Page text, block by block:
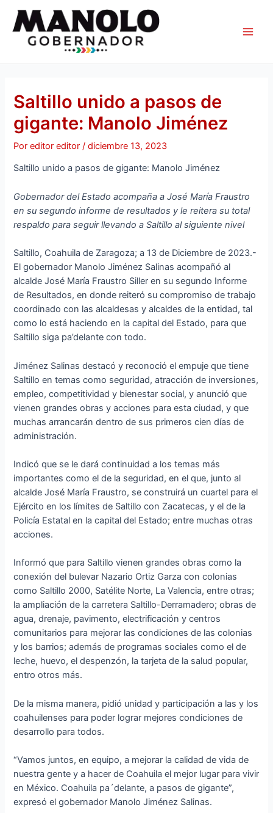
contenido
Saltillo unido a pasos de
gigante: Manolo Jiménez
Poreditor editor/diciembre 13, 2023
Saltillo unido a pasos de gigante: Manolo Jiménez
Gobernador del Estado acompaña a José María Fraustro
en su segundo informe de resultados y le reitera su total
respaldo para seguir llevando a Saltillo al siguiente nivel
Saltillo, Coahuila de Zaragoza; a 13 de Diciembre de 2023.-
El gobernador Manolo Jiménez Salinas acompañó al
alcalde José María Fraustro Siller en su segundo Informe
de Resultados, en donde reiteró su compromiso de trabajo
coordinado con las alcaldesas y alcaldes de la entidad, tal
como lo está haciendo en la capital del Estado, para que
Saltillo siga pa’delante con todo.
Jiménez Salinas destacó y reconoció el empuje que tiene
Saltillo en temas como seguridad, atracción de inversiones,
empleo, competitividad y bienestar social, y anunció que
vienen grandes obras y acciones para esta ciudad, y que
muchas arrancarán dentro de sus primeros cien días de
administración.
Indicó que se le dará continuidad a los temas más
importantes como el de la seguridad, en el que, junto al
alcalde José María Fraustro, se construirá un cuartel para el
Ejército en los límites de Saltillo con Zacatecas, y el de la
Policía Estatal en la capital del Estado; entre muchas otras
acciones.
Informó que para Saltillo vienen grandes obras como la
conexión del bulevar Nazario Ortiz Garza con colonias
como Saltillo 2000, Satélite Norte, La Valencia, entre otras;
la ampliación de la carretera Saltillo-Derramadero; obras de
agua, drenaje, pavimento, electrificación y centros
comunitarios para mejorar las condiciones de las colonias
y los barrios; además de programas sociales como el de
leche, huevo, el despenzón, la tarjeta de la salud popular,
entro otros más.
De la misma manera, pidió unidad y participación a las y los
coahuilenses para poder lograr mejores condiciones de
desarrollo para todos.
“Vamos juntos, en equipo, a mejorar la calidad de vida de
nuestra gente y a hacer de Coahuila el mejor lugar para vivir
en México. Coahuila pa´delante, a pasos de gigante”,
expresó el gobernador Manolo Jiménez Salinas.
de
entradas